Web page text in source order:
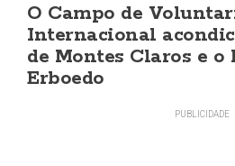
O Campo de
Internacional
de Montes Claros e o
Erboedo